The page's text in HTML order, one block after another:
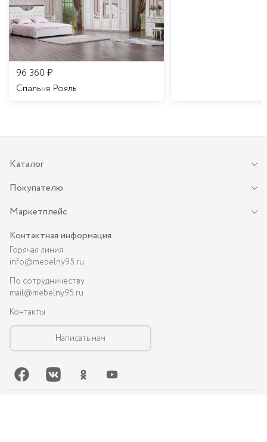
96 360 ₽
Спальня Рояль
Каталог
Покупателю
Маркетплейс
Контактная информация
Горячая линия
info@mebelny95.ru
По сотрудничеству
mail@mebelny95.ru
Контакты
Написать нам